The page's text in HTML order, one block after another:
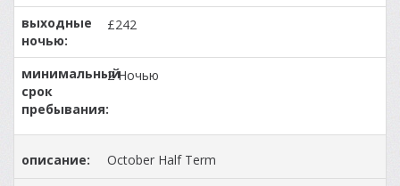
£242
2 Ночью
October Half Term